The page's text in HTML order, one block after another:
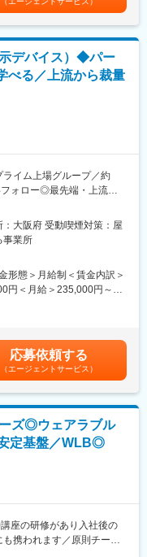
デバイス）◆パー
べる／上流から裁量
イム上場グループ／約
ォロー◎最先端・上流案
デジタルマルチメーター
100万円支給有
対話を重視した配属決定プ
体制 ※新卒入社は300名
ク制度、複業制度、異動申
大阪府 受動喫煙対策：屋
事業所
形態＞月給制＜賃金内訳＞
円＜月給＞235,000円～
間に応じて別途支給賃金
通じて上下する可能性が
た表記です。
応募依頼する
（エージェントサービス）
ズ◎ウェアラブル
定基盤／WLB◎
座の研修があり入社後の
携われます／原則チーム